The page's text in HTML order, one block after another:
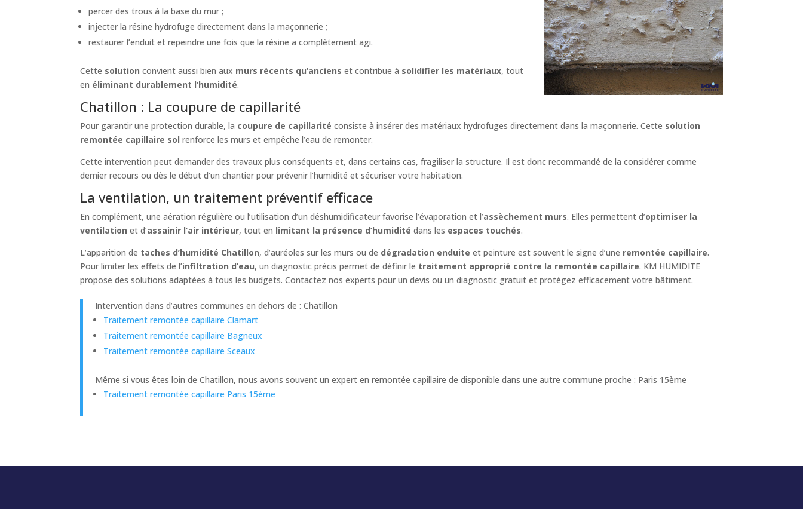
percer des trous à la base du mur ;
injecter la résine hydrofuge directement dans la maçonnerie ;
restaurer l’enduit et repeindre une fois que la résine a complètement agi.
Cette solution convient aussi bien aux murs récents qu’anciens et contribue à solidifier les matériaux, tout
en éliminant durablement l’humidité.
Chatillon : La coupure de capillarité
Pour garantir une protection durable, la coupure de capillarité consiste à insérer des matériaux hydrofuges directement dans la maçonnerie. Cette solution
remontée capillaire sol renforce les murs et empêche l’eau de remonter.
Cette intervention peut demander des travaux plus conséquents et, dans certains cas, fragiliser la structure. Il est donc recommandé de la considérer comme
dernier recours ou dès le début d’un chantier pour prévenir l’humidité et sécuriser votre habitation.
La ventilation, un traitement préventif efficace
En complément, une aération régulière ou l’utilisation d’un déshumidificateur favorise l’évaporation et l’assèchement murs. Elles permettent d’optimiser la
ventilation et d’assainir l’air intérieur, tout en limitant la présence d’humidité dans les espaces touchés.
L’apparition de taches d’humidité Chatillon, d’auréoles sur les murs ou de dégradation enduite et peinture est souvent le signe d’une remontée capillaire.
Pour limiter les effets de l’infiltration d’eau, un diagnostic précis permet de définir le traitement approprié contre la remontée capillaire. KM HUMIDITE
propose des solutions adaptées à tous les budgets. Contactez nos experts pour un devis ou un diagnostic gratuit et protégez efficacement votre bâtiment.
Intervention dans d’autres communes en dehors de : Chatillon
Traitement remontée capillaire Clamart
Traitement remontée capillaire Bagneux
Traitement remontée capillaire Sceaux
Même si vous êtes loin de Chatillon, nous avons souvent un expert en remontée capillaire de disponible dans une autre commune proche : Paris 15ème
Traitement remontée capillaire Paris 15ème